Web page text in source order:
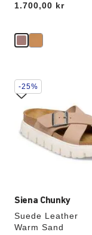
Price:
1.700,00 kr
Siena Chunky
Suede Leather
Warm Sand
Samhandling
med
swatch-
farger
oppdatere
produktbildet
-25%